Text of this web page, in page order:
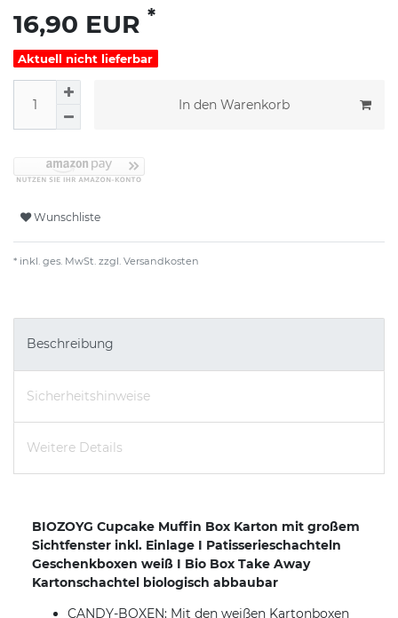
16,90 EUR *
Aktuell nicht lieferbar
In den Warenkorb
Wunschliste
* inkl. ges. MwSt. zzgl. Versandkosten
Beschreibung
Sicherheitshinweise
Weitere Details
BIOZOYG Cupcake Muffin Box Karton mit großem
Sichtfenster inkl. Einlage I Patisserieschachteln
Geschenkboxen weiß I Bio Box Take Away
Kartonschachtel biologisch abbaubar
CANDY-BOXEN: Mit den weißen Kartonboxen